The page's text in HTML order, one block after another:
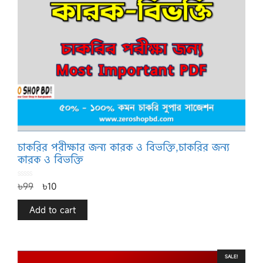
চাকরির পরীক্ষার জন্য কারক ও বিভক্তি,চাকরির জন্য
কারক ও বিভক্তি
o
u
o
৳99 ৳10
Add to cart
SALE!